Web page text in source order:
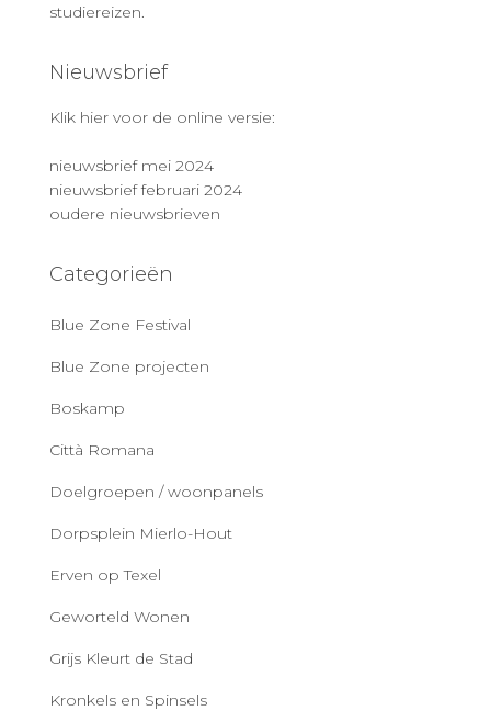
studiereizen.
Nieuwsbrief
Klik hier voor de online versie:
nieuwsbrief mei 2024
nieuwsbrief februari 2024
oudere nieuwsbrieven
Categorieën
Blue Zone Festival
Blue Zone projecten
Boskamp
Città Romana
Doelgroepen / woonpanels
Dorpsplein Mierlo-Hout
Erven op Texel
Geworteld Wonen
Grijs Kleurt de Stad
Kronkels en Spinsels